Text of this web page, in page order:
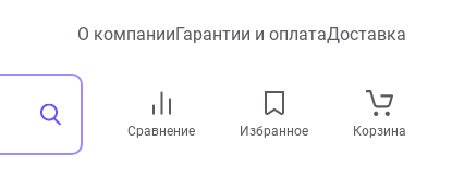
О компанииГарантии и оплатаДоставка
Сравнение Избранное Корзина